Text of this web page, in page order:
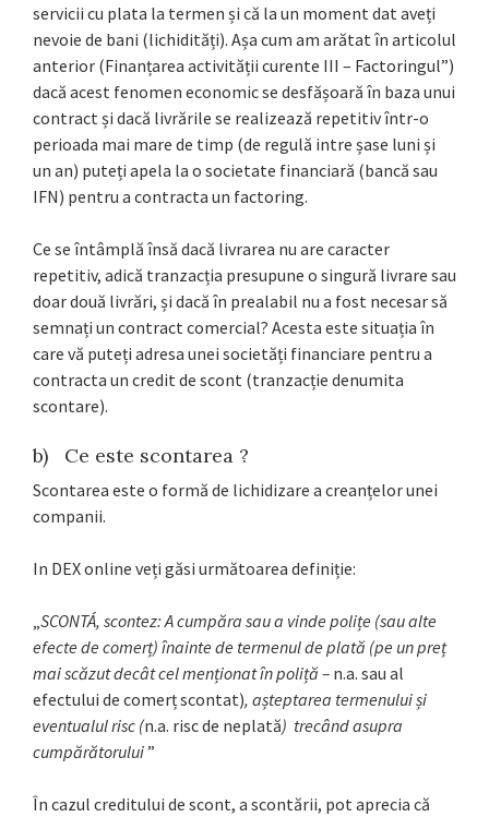
servicii cu plata la termen și că la un moment dat aveți
nevoie de bani (lichidități). Așa cum am arătat în articolul
anterior (Finanțarea activității curente III – Factoringul”)
dacă acest fenomen economic se desfășoară în baza unui
contract și dacă livrările se realizează repetitiv într-o
perioada mai mare de timp (de regulă intre șase luni și
un an) puteți apela la o societate financiară (bancă sau
IFN) pentru a contracta un factoring.
Ce se întâmplă însă dacă livrarea nu are caracter
repetitiv, adică tranzacția presupune o singură livrare sau
doar două livrări, și dacă în prealabil nu a fost necesar să
semnați un contract comercial? Acesta este situația în
care vă puteți adresa unei societăți financiare pentru a
contracta un credit de scont (tranzacție denumita
scontare).
b) Ce este scontarea ?
Scontarea este o formă de lichidizare a creanțelor unei
companii.
In DEX online veți găsi următoarea definiție:
SCONTÁ, scontez: A cumpăra sau a vinde polițe (sau alte
efecte de comerț) înainte de termenul de plată (pe un preț
mai scăzut decât cel menționat în poliță – n.a. sau al
efectului de comerț scontat), așteptarea termenului și
eventualul risc (n.a. risc de neplată) trecând asupra
cumpărătorului”
În cazul creditului de scont, a scontării, pot aprecia că